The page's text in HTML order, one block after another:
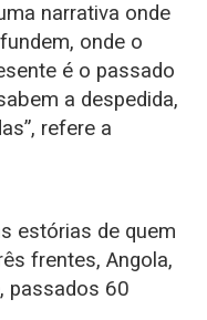
narrativa onde
onde o
é o passado
a despedida,
refere a
estórias de quem
frentes, Angola,
passados 60